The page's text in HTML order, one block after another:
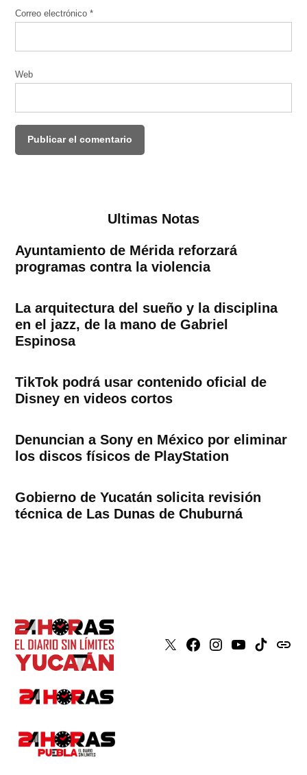
Correo electrónico*
Web
Ultimas Notas
Ayuntamiento de Mérida reforzará
programas contra la violencia
La arquitectura del sueño y la disciplina
en el jazz, de la mano de Gabriel
Espinosa
TikTok podrá usar contenido oficial de
Disney en videos cortos
Denuncian a Sony en México por eliminar
los discos físicos de PlayStation
Gobierno de Yucatán solicita revisión
técnica de Las Dunas de Chuburná
X Faceboook
Instagram
YoutubeTiktokissuu